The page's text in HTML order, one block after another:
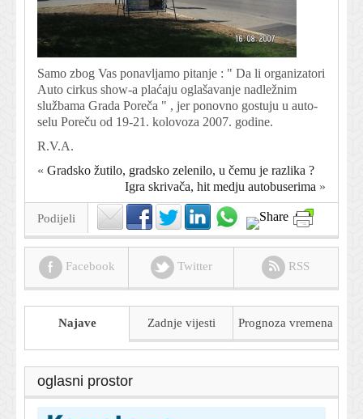
Samo zbog Vas ponavljamo pitanje : " Da li organizatori
Auto cirkus show-a plaćaju oglašavanje nadležnim
službama Grada Poreča " , jer ponovno gostuju u auto-
selu Poreču od 19-21. kolovoza 2007. godine.
R.V.A.
« Gradsko žutilo, gradsko zelenilo, u čemu je razlika ?
Igra skrivača, hit medju autobuserima »
Podijeli
Facebook Twitter RSS
Najave Zadnje vijesti Prognoza vremena
oglasni prostor